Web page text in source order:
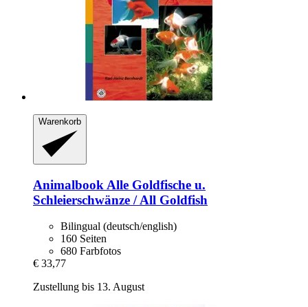
Warenkorb
Animalbook Alle Goldfische u.
Schleierschwänze / All Goldfish
Bilingual (deutsch/english)
160 Seiten
680 Farbfotos
€ 33,77
Zustellung bis 13. August